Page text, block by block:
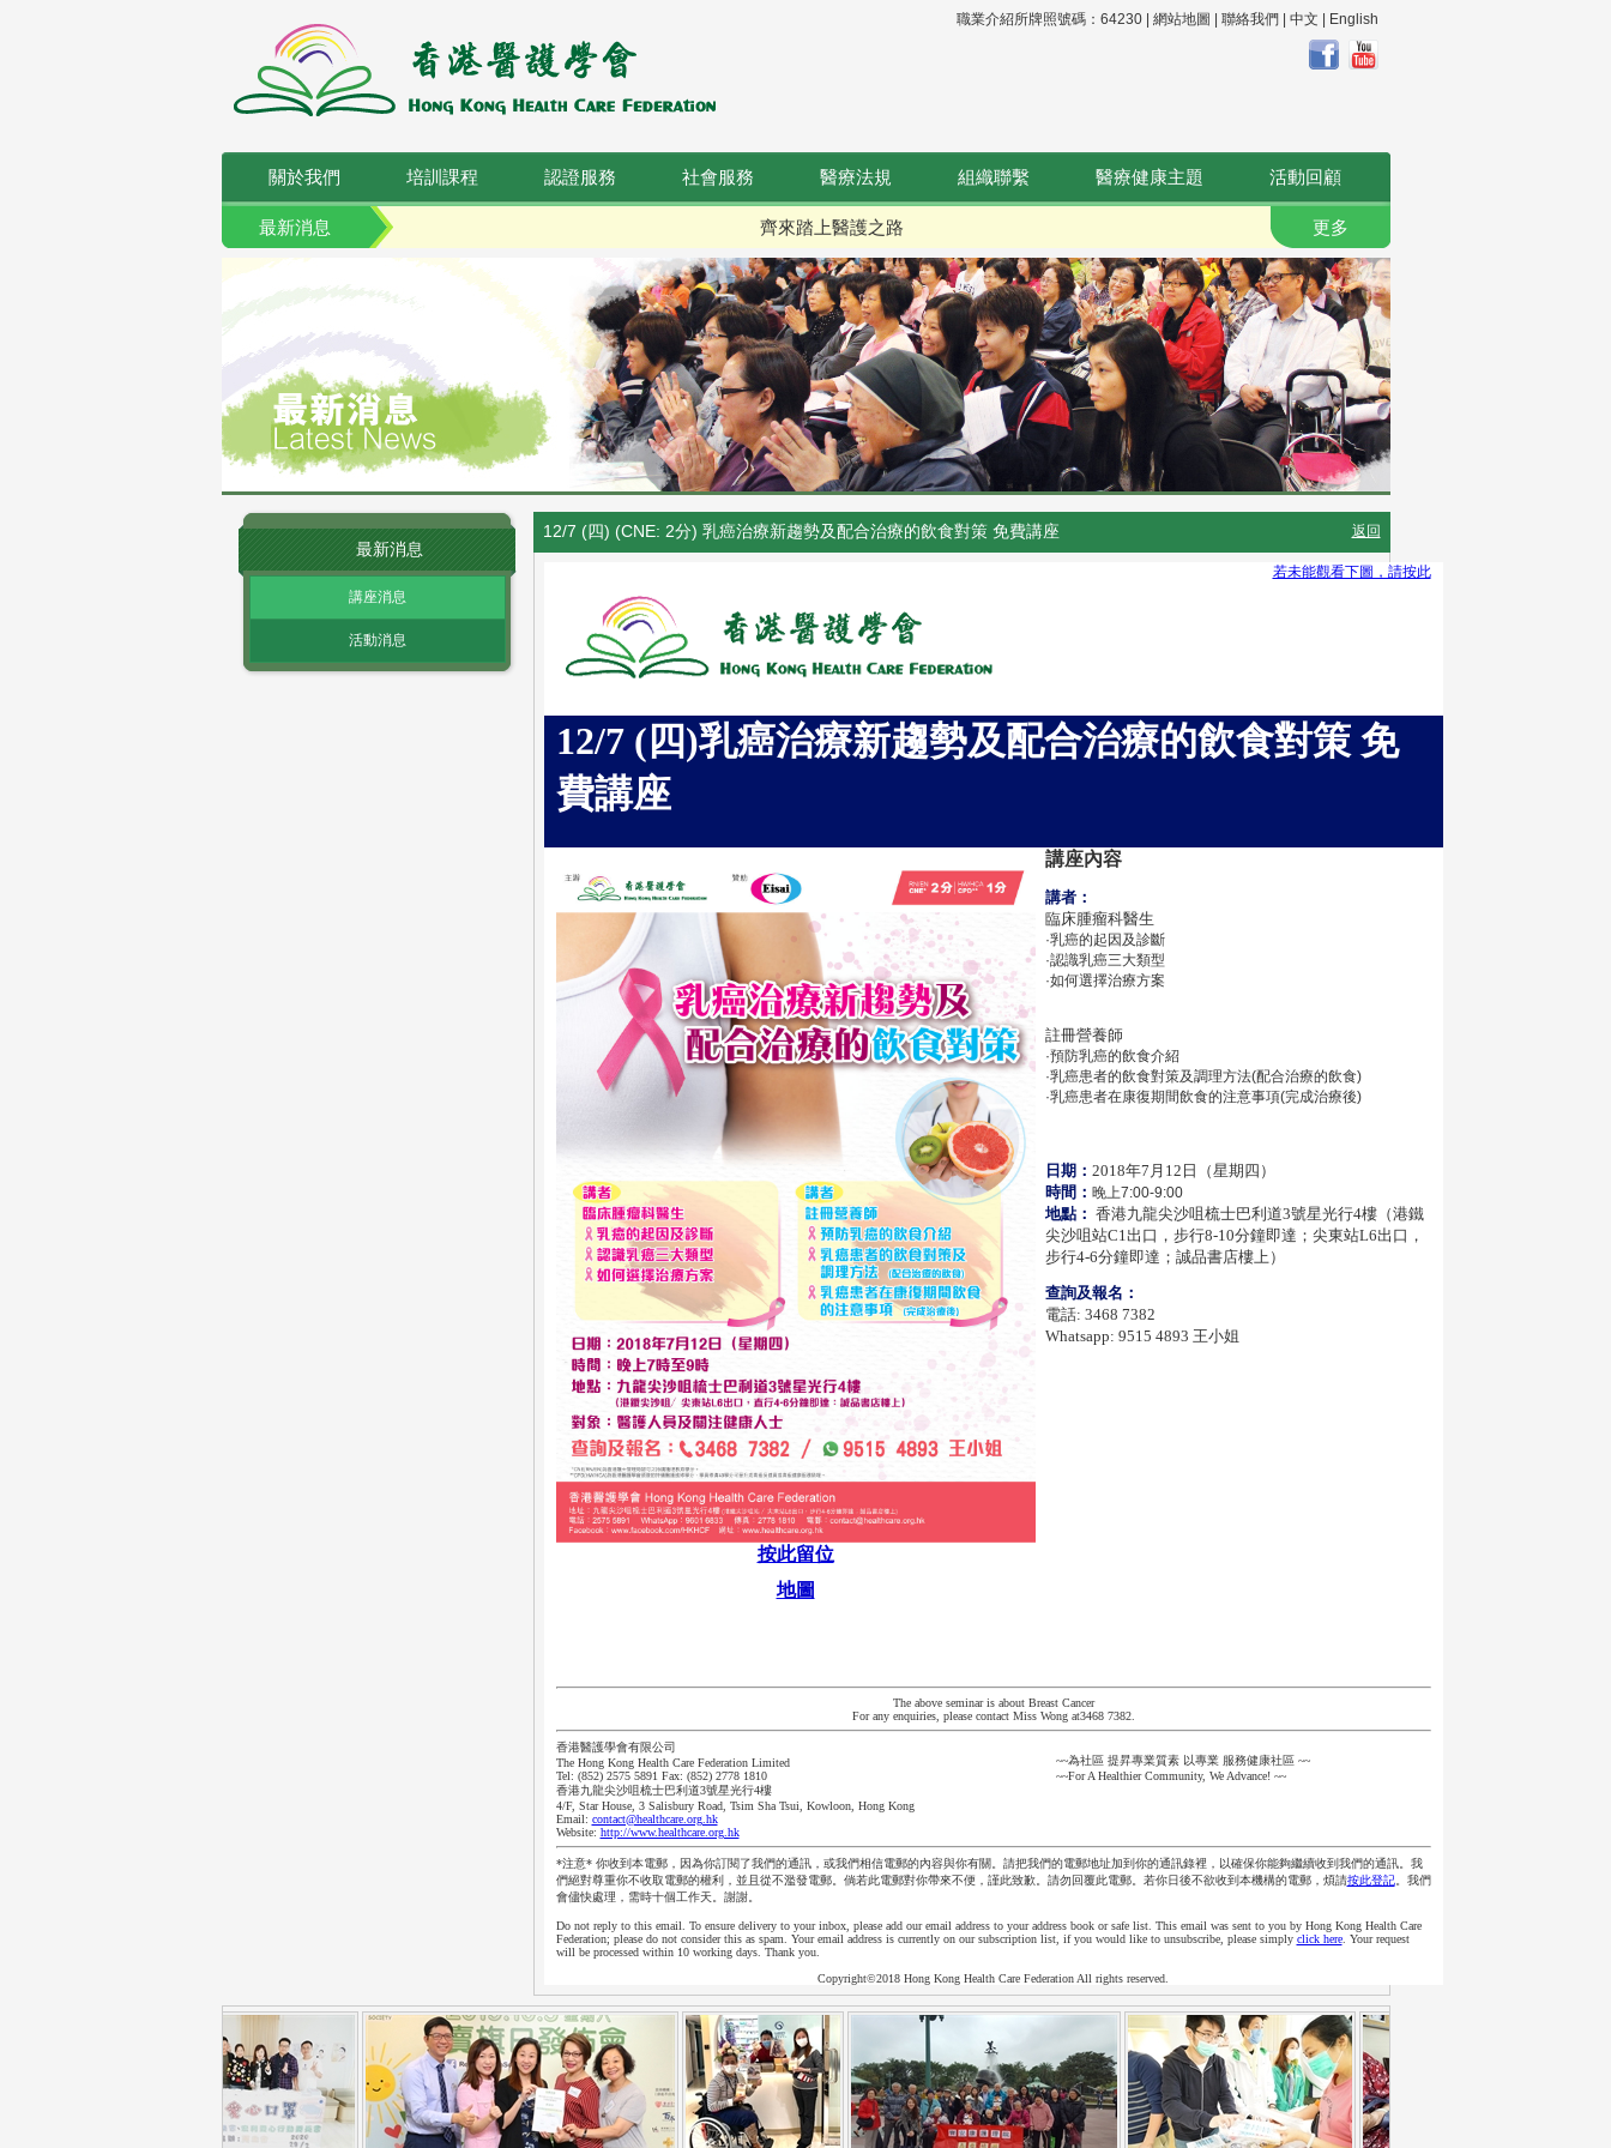
職業介紹所牌照號碼：64230 | 網站地圖 聯絡我們 中文 English
關於我們 培訓課程 認證服務 社會服務 醫療法規 組織聯繫 醫療健康主題 活動回顧
最新消息 齊來踏上醫護之路 更多
最新消息
講座消息
活動消息
12/7 (四) (CNE: 2分) 乳癌治療新趨勢及配合治療的飲食對策 免費講座 返回
若未能觀看下圖，請按此
12/7 (四)乳癌治療新趨勢及配合治療的飲食對策 免
費講座
按此留位
地圖
講座內容
講者：
臨床腫瘤科醫生
·乳癌的起因及診斷
·認識乳癌三大類型
·如何選擇治療方案
註冊營養師
·預防乳癌的飲食介紹
·乳癌患者的飲食對策及調理方法(配合治療的飲食)
·乳癌患者在康復期間飲食的注意事項(完成治療後)
日期： 2018年7月12日（星期四）
時間： 晚上7:00-9:00
地點： 香港九龍尖沙咀梳士巴利道3號星光行4樓（港鐵
尖沙咀站C1出口，步行8-10分鐘即達；尖東站L6出口，
步行4-6分鐘即達；誠品書店樓上）
查詢及報名：
電話: 3468 7382
Whatsapp: 9515 4893 王小姐
The above seminar is about Breast Cancer
For any enquiries, please contact Miss Wong at3468 7382.
香港醫護學會有限公司
The Hong Kong Health Care Federation Limited
Tel: (852) 2575 5891 Fax: (852) 2778 1810
香港九龍尖沙咀梳士巴利道3號星光行4樓
4/F, Star House, 3 Salisbury Road, Tsim Sha Tsui, Kowloon, Hong Kong
Email: contact@healthcare.org.hk
Website: http://www.healthcare.org.hk
~~為社區 提昇專業質素 以專業 服務健康社區 ~~
~~For A Healthier Community, We Advance! ~~
*注意* 你收到本電郵，因為你訂閱了我們的通訊，或我們相信電郵的內容與你有關。請把我們的電郵地址加到你的通訊錄裡，以確保你能夠繼續收到我們的通訊。我
們絕對尊重你不收取電郵的權利，並且從不濫發電郵。倘若此電郵對你帶來不便，謹此致歉。請勿回覆此電郵。若你日後不欲收到本機構的電郵，煩請按此登記。我們
會儘快處理，需時十個工作天。謝謝。
Do not reply to this email. To ensure delivery to your inbox, please add our email address to your address book or safe list. This email was sent to you by Hong Kong Health Care
Federation; please do not consider this as spam. Your email address is currently on our subscription list, if you would like to unsubscribe, please simply click here. Your request
will be processed within 10 working days. Thank you.
Copyright©2018 Hong Kong Health Care Federation All rights reserved.